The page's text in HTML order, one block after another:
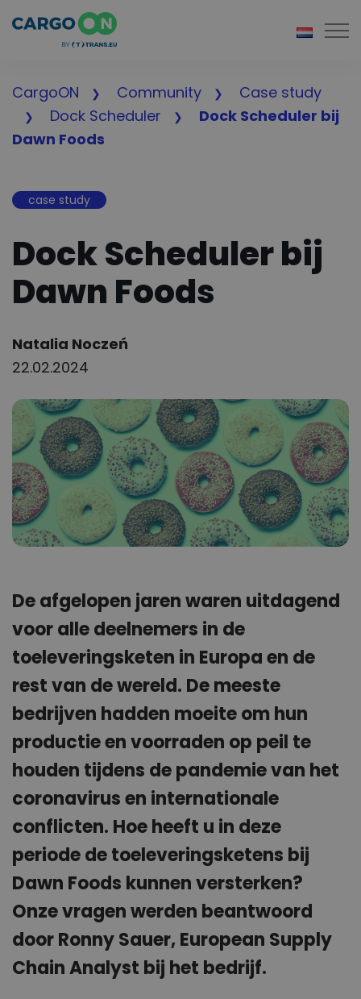
CargoON Community
Case study
Dock Scheduler
Dock Scheduler bij
Dawn Foods
case study
Dock Scheduler bij
Dawn Foods
Author:
Natalia Noczeń
22.02.2024
De afgelopen jaren waren uitdagend
voor alle deelnemers in de
toeleveringsketen in Europa en de
rest van de wereld. De meeste
bedrijven hadden moeite om hun
productie en voorraden op peil te
houden tijdens de pandemie van het
coronavirus en internationale
conflicten. Hoe heeft u in deze
periode de toeleveringsketens bij
Dawn Foods kunnen versterken?
Onze vragen werden beantwoord
door Ronny Sauer, European Supply
Chain Analyst bij het bedrijf.